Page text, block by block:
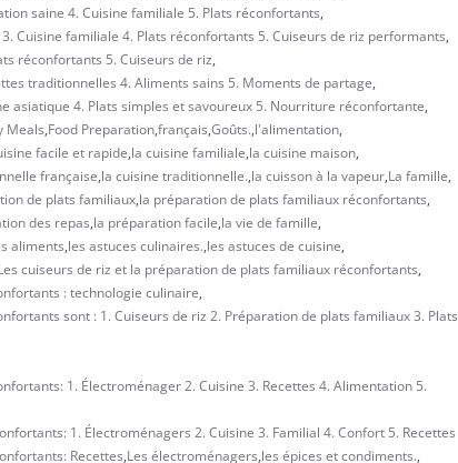
saine 4. Cuisine familiale 5. Plats réconfortants,
Cuisine familiale 4. Plats réconfortants 5. Cuiseurs de riz performants,
réconfortants 5. Cuiseurs de riz,
traditionnelles 4. Aliments sains 5. Moments de partage,
asiatique 4. Plats simples et savoureux 5. Nourriture réconfortante,
Meals,Food Preparation,français,Goûts.,l'alimentation,
facile et rapide,la cuisine familiale,la cuisine maison,
française,la cuisine traditionnelle.,la cuisson à la vapeur,La famille,
de plats familiaux,la préparation de plats familiaux réconfortants,
des repas,la préparation facile,la vie de famille,
aliments,les astuces culinaires.,les astuces de cuisine,
cuiseurs de riz et la préparation de plats familiaux réconfortants,
: technologie culinaire,
sont : 1. Cuiseurs de riz 2. Préparation de plats familiaux 3. Plats
1. Électroménager 2. Cuisine 3. Recettes 4. Alimentation 5.
1. Électroménagers 2. Cuisine 3. Familial 4. Confort 5. Recettes
Recettes,Les électroménagers,les épices et condiments.,